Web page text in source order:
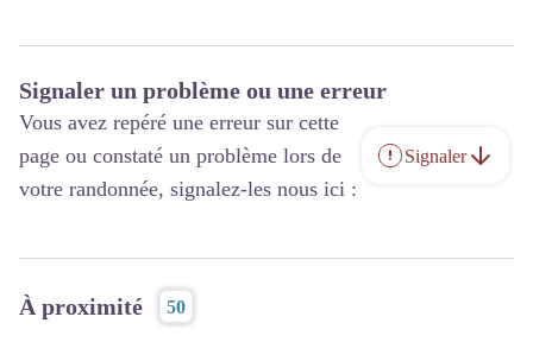
Signaler un problème ou une erreur
Vous avez repéré une erreur sur cette
page ou constaté un problème lors de
votre randonnée, signalez-les nous ici :
Signaler
À proximité 50